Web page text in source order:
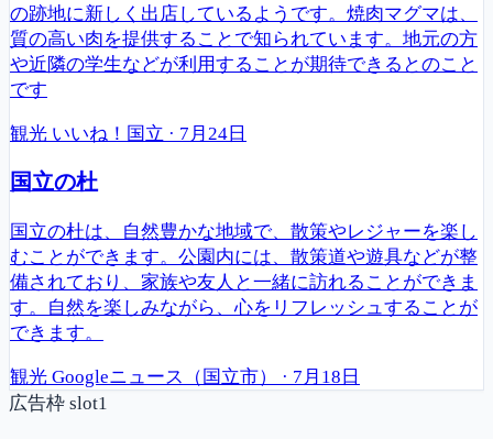
の跡地に新しく出店しているようです。焼肉マグマは、
質の高い肉を提供することで知られています。地元の方
や近隣の学生などが利用することが期待できるとのこと
です
観光 いいね！国立 · 7月24日
国立の杜
国立の杜は、自然豊かな地域で、散策やレジャーを楽し
むことができます。公園内には、散策道や遊具などが整
備されており、家族や友人と一緒に訪れることができま
す。自然を楽しみながら、心をリフレッシュすることが
できます。
観光 Googleニュース（国立市） · 7月18日
広告枠 slot1